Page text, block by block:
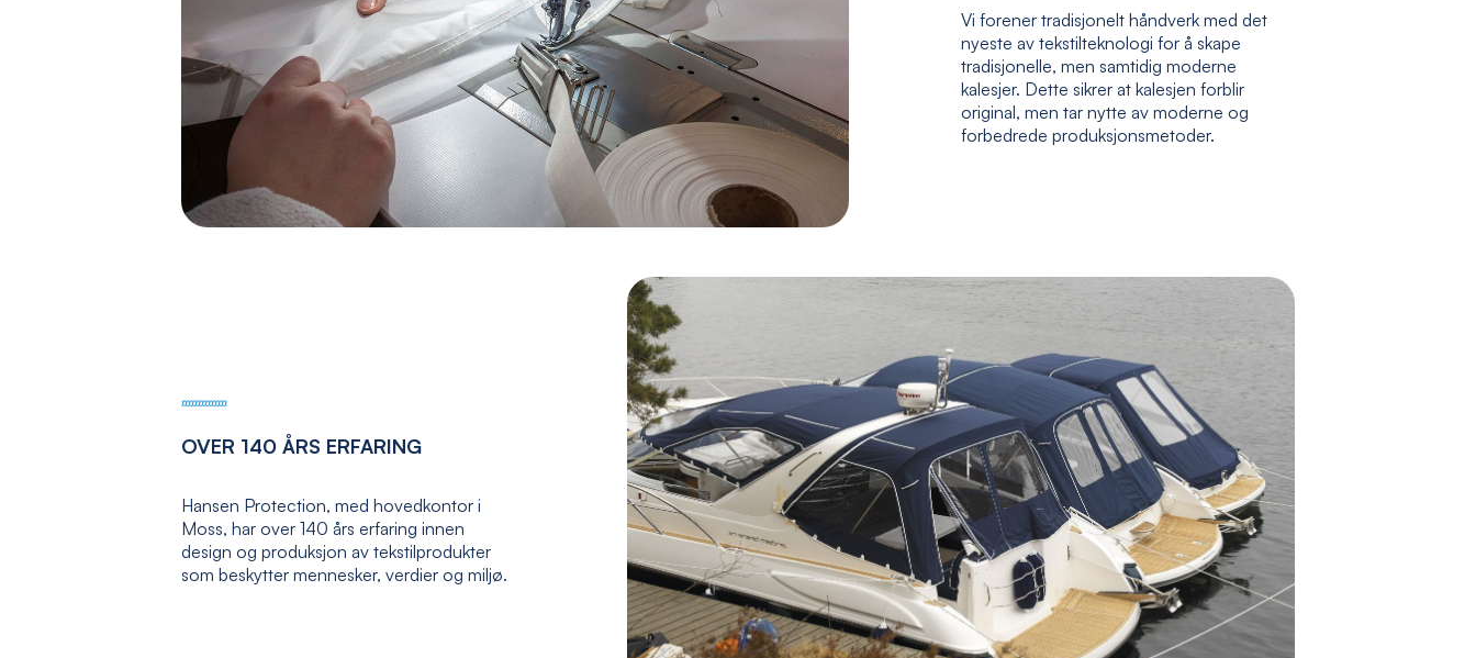
Vi forener tradisjonelt håndverk med det
nyeste av tekstilteknologi for å skape
tradisjonelle, men samtidig moderne
kalesjer. Dette sikrer at kalesjen forblir
original, men tar nytte av moderne og
forbedrede produksjonsmetoder.
OVER 140 ÅRS ERFARING
Hansen Protection, med hovedkontor i
Moss, har over 140 års erfaring innen
design og produksjon av tekstilprodukter
som beskytter mennesker, verdier og miljø.